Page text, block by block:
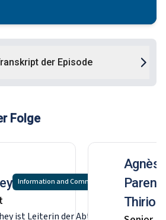
der Episode
Folge
Information and Communication
ist Leiterin der Abteilung
Agnès
Parent-
Thirion